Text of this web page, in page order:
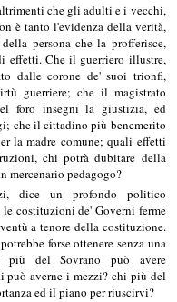
che gli adulti e i vecchi,
è tanto l'evidenza della verità,
persona che la profferisce,
effetti. Che il guerriero illustre,
dalle corone de' suoi trionfi,
guerriere; che il magistrato
foro insegni la giustizia, ed
che il cittadino più benemerito
la madre comune; quali effetti
chi potrà dubitare della
mercenario pedagogo?
dice un profondo politico
le costituzioni de' Governi ferme
a tenore della costituzione.
forse ottenere senza una
più del Sovrano può avere
può averne i mezzi? chi più del
ed il piano per riuscirvi?